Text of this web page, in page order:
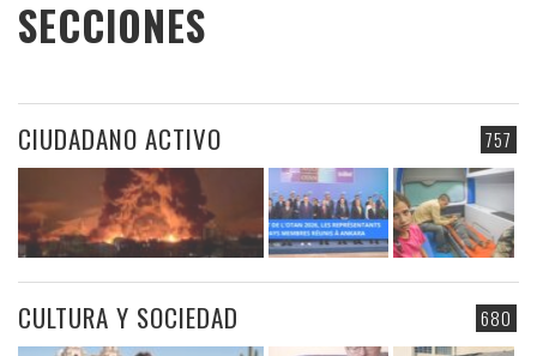
SECCIONES
757
CIUDADANO ACTIVO
680
CULTURA Y SOCIEDAD